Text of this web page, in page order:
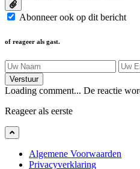
Abonneer ook op dit bericht
of reageer als gast.
Verstuur
Loading comment... De reactie
Reageer als eerste
Algemene Voorwaarden
Privacyverklaring